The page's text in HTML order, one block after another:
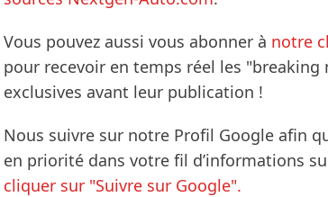
Vous pouvez aussi vous abonner à notre
pour recevoir en temps réel les
exclusives avant leur publication !
Nous suivre sur notre Profil Google afin
en priorité dans votre fil d’informations
cliquer sur "Suivre sur Google".